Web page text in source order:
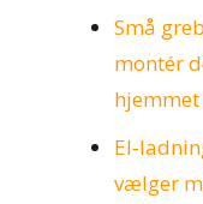
Små
montér
vælger